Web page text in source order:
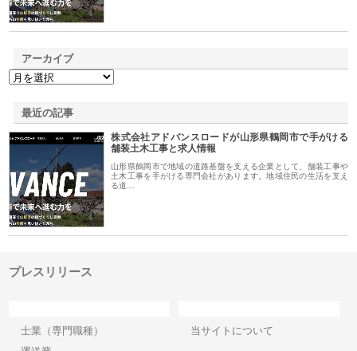
アーカイブ
最近の記事
株式会社アドバンスロードが山形県鶴岡市で手がける
舗装土木工事と求人情報
山形県鶴岡市で地域の道路基盤を支える企業として、舗装工事や
土木工事を手がける専門会社があります。地域住民の生活を支え
る道…
プレスリリース
士業（専門職種）
当サイトについて